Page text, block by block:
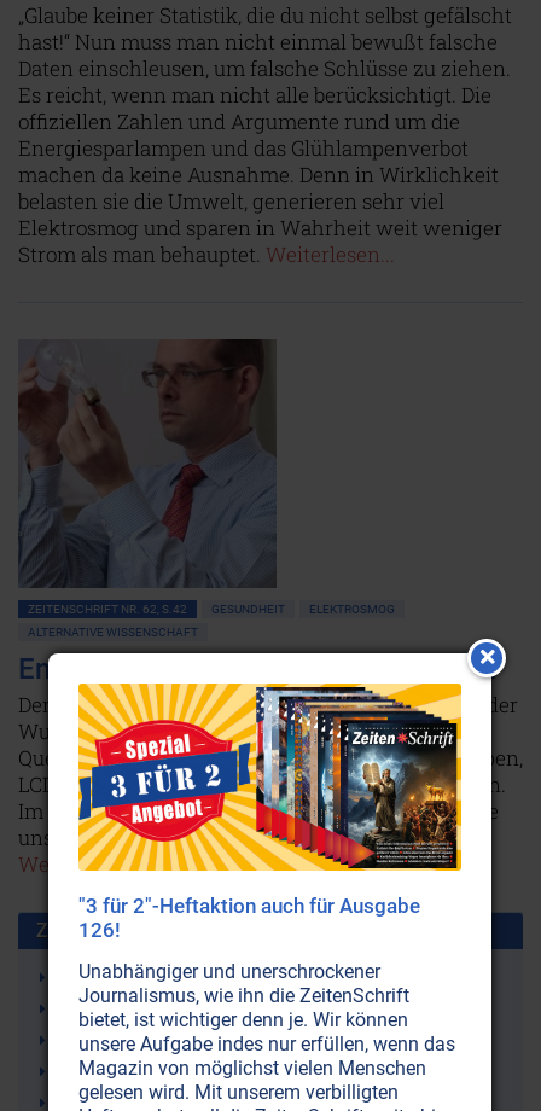
„Glaube keiner Statistik, die du nicht selbst gefälscht
hast!“ Nun muss man nicht einmal bewußt falsche
Daten einschleusen, um falsche Schlüsse zu ziehen.
Es reicht, wenn man nicht alle berücksichtigt. Die
offiziellen Zahlen und Argumente rund um die
Energiesparlampen und das Glühlampenverbot
machen da keine Ausnahme. Denn in Wirklichkeit
belasten sie die Umwelt, generieren sehr viel
Elektrosmog und sparen in Wahrheit weit weniger
Strom als man behauptet. Weiterlesen...
ZEITENSCHRIFT NR. 62, S.42 GESUNDHEIT
ELEKTROSMOG
ALTERNATIVE WISSENSCHAFT
Energiesparlicht kann krank machen!
Der Lichttherapeut und Humanmediziner Alexander
Wunsch warnt seit Jahren vor den Gefahren der
Quecksilber-Emissionen, wie sie Energiesparlampen,
LCD-Fernseher und Computerbildschirme abgeben.
Im Interview erklärt er, auf welch vielfältige Weise
uns diese Fluoreszenzleuchten Schaden zufügen.
Weiterlesen...
Zusammen benutzt mit:
Elektrosmog
Entladungslampen
Glühlampenverbot
Quecksilber
Energiesparlampen
"3 für 2"-Heftaktion auch für Ausgabe
126!
Unabhängiger und unerschrockener
Journalismus, wie ihn die ZeitenSchrift
bietet, ist wichtiger denn je. Wir können
unsere Aufgabe indes nur erfüllen, wenn das
Magazin von möglichst vielen Menschen
gelesen wird. Mit unserem verbilligten